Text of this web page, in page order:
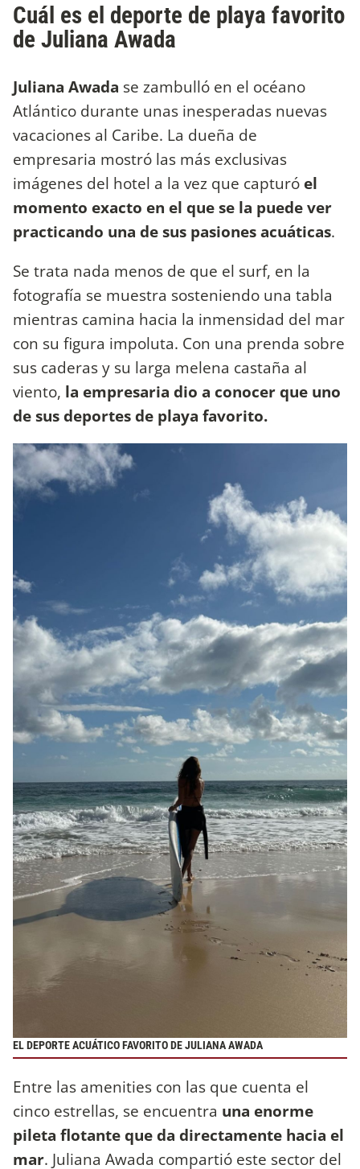
Cuál es el deporte de playa favorito
de Juliana Awada
Juliana Awada se zambulló en el océano
Atlántico durante unas inesperadas nuevas
vacaciones al Caribe. La dueña de
empresaria mostró las más exclusivas
imágenes del hotel a la vez que capturó el
momento exacto en el que se la puede ver
practicando una de sus pasiones acuáticas.
Se trata nada menos de que el surf, en la
fotografía se muestra sosteniendo una tabla
mientras camina hacia la inmensidad del mar
con su figura impoluta. Con una prenda sobre
sus caderas y su larga melena castaña al
viento, la empresaria dio a conocer que uno
de sus deportes de playa favorito.
EL DEPORTE ACUÁTICO FAVORITO DE JULIANA AWADA
Entre las amenities con las que cuenta el
cinco estrellas, se encuentra una enorme
pileta flotante que da directamente hacia el
mar. Juliana Awada compartió este sector del